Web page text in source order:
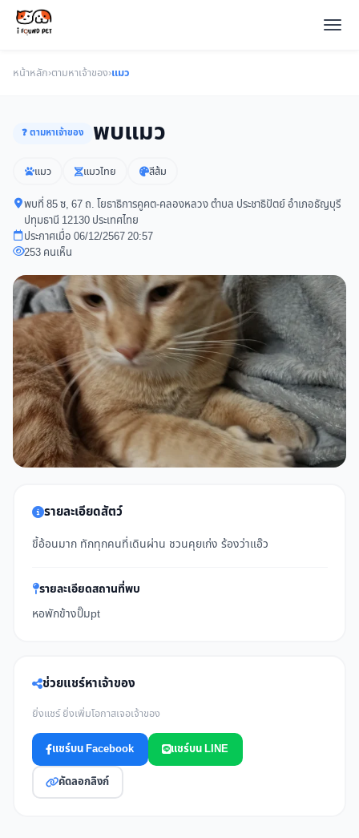
หน้าหลัก›ตามหาเจ้าของ›แมว
❓ ตามหาเจ้าของ พบแมว
แมว แมวไทย สีส้ม
พบที่ 85 ซ, 67 ถ. โยธาธิการคูคต-คลองหลวง ตำบล ประชาธิปัตย์ อำเภอธัญบุรี
ปทุมธานี 12130 ประเทศไทย
ประกาศเมื่อ 06/12/2567 20:57
253 คนเห็น
รายละเอียดสัตว์
ขี้อ้อนมาก ทักทุกคนที่เดินผ่าน ชวนคุยเก่ง ร้องว่าแอ๊ว
รายละเอียดสถานที่พบ
หอพักข้างปั๊มpt
ช่วยแชร์หาเจ้าของ
ยิ่งแชร์ ยิ่งเพิ่มโอกาสเจอเจ้าของ
แชร์บน Facebook แชร์บน LINE
คัดลอกลิงก์